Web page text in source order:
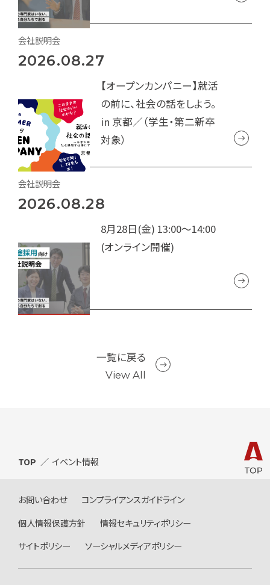
2026.08.27
【オープンカンパニー】就活
の前に、社会の話をしよう。
in 京都／（学生・第二新卒
対象）
会社説明会
2026.08.28
8月28日(金) 13:00～14:00
(オンライン開催)
会社説明会
一覧に戻る
View All
お問い合わせ
コンプライアンスガイドライン
個人情報保護方針
情報セキュリティポリシー
サイトポリシー
ソーシャルメディアポリシー
TOP イベント情報